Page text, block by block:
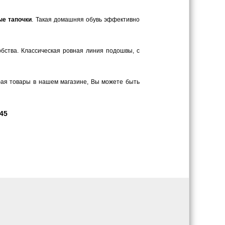
тапочки. Такая домашняя обувь эффективно
Классическая ровная линия подошвы, с
товары в нашем магазине, Вы можете быть